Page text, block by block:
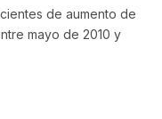
de aumento de
mayo de 2010 y